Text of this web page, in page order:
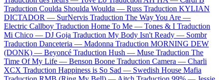
Traduction Coulda Shoulda Woulda — Russ Traduction KYLIAN
DICTADOR — SurNervis Traduction The Way You Are —
Electric Callboy Traduction Home To Me — Tones & I Traduction
Mi Chico — DJ Goja Traduction My Body Isn't Ready — Sombr
Traduction Danceteria — Madonna Traduction MORNING DEW
(DONK) — Beyoncé Traduction Hush — Muse Traduction The
Time Of My Life — Benson Boone Traduction Camera — Charli
XCX Traduction Happiness is So Sad — Swedish House Mafia